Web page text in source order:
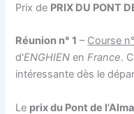
Prix de PRIX DU PONT
Réunion n° 1 – Course
d'ENGHIEN enFrance.
intéressante dès le
Le prix du Pont de l'Alma